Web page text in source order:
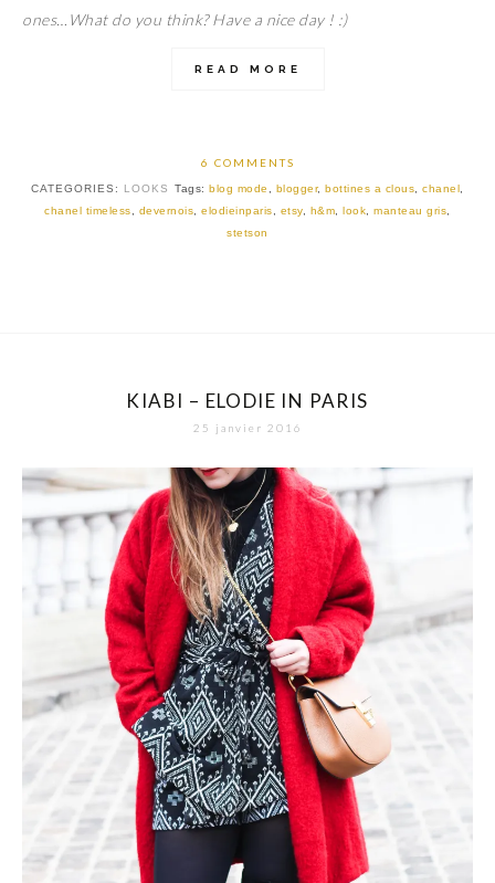
ones…What do you think? Have a nice day ! :)
READ MORE
6 COMMENTS
CATEGORIES: LOOKS Tags:blog mode blogger,bottines a clous ,chanel
chanel timeless
devernois ,elodieinparis etsy, h&m ,look ,manteau gris
stetson
KIABI – ELODIE IN PARIS
25 janvier 2016